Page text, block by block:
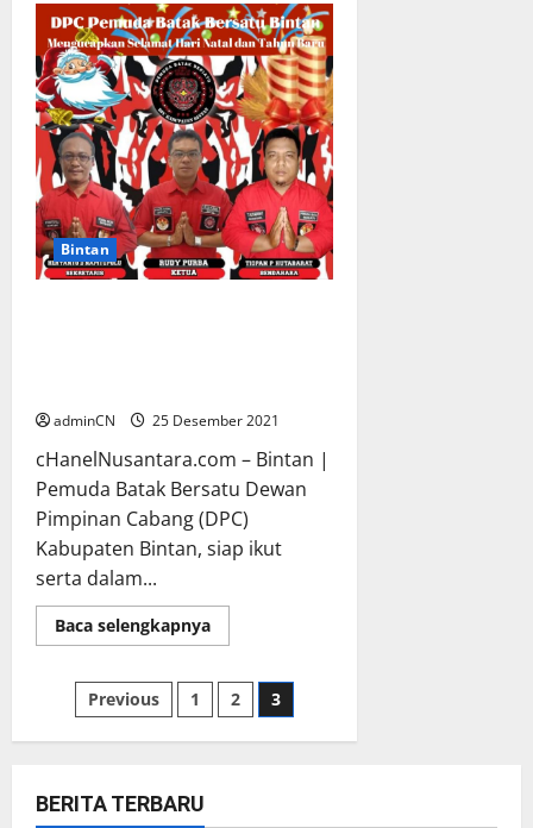
IV
Pimpin
Upacara
Penutupan
Operasi
Lancang
Kuning-
21
Bintan
adminCN 25 Desember 2021
cHanelNusantara.com – Bintan |
Pemuda Batak Bersatu Dewan
Pimpinan Cabang (DPC)
Kabupaten Bintan, siap ikut
serta dalam...
Baca selengkapnyaRead
more
Batak
Bersatu
(PBB)
Kabupaten
Paginasi
pos
Previous 1 2 3
BERITA TERBARU